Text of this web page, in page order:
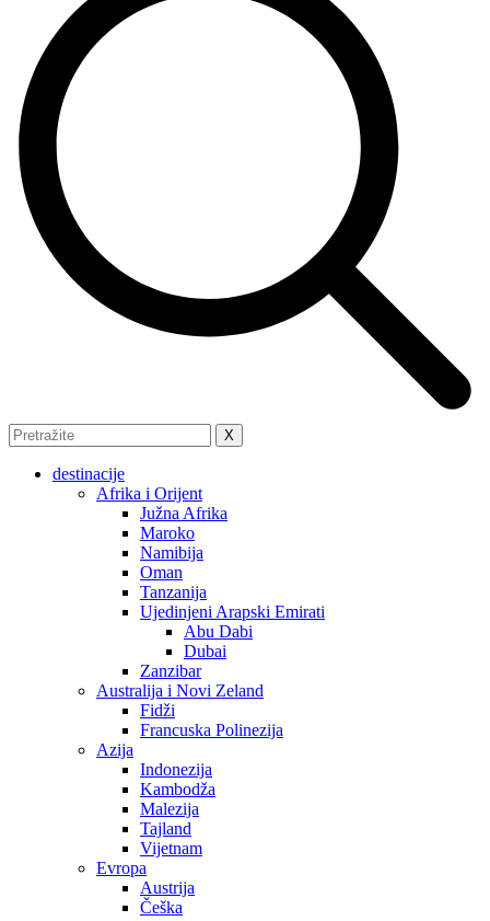
X
destinacije
Afrika i Orijent
Južna Afrika
Maroko
Namibija
Oman
Tanzanija
Ujedinjeni Arapski Emirati
Abu Dabi
Dubai
Zanzibar
Australija i Novi Zeland
Fidži
Francuska Polinezija
Azija
Indonezija
Kambodža
Malezija
Tajland
Vijetnam
Evropa
Austrija
Češka